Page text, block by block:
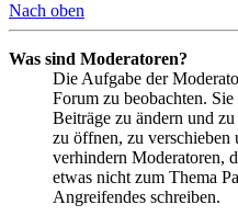
Nach oben
Was sind Moderatoren?
Die Aufgabe der
Forum zu beobachten.
Beiträge zu ändern und
zu öffnen, zu
verhindern Moderatoren,
etwas nicht zum Thema
Angreifendes schreiben.